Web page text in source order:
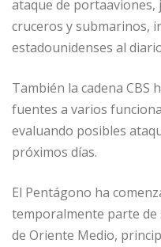
ataque de
cruceros y submarinos,
estadounidenses al
También la cadena CBS
fuentes a varios
evaluando posibles
próximos días.
El Pentágono ha
temporalmente parte
de Oriente Medio,